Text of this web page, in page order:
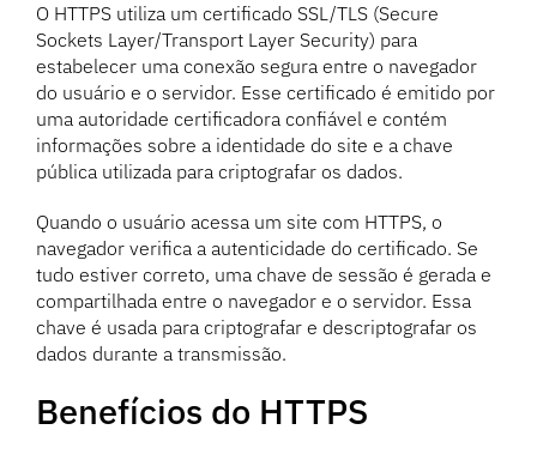
O HTTPS utiliza um certificado SSL/TLS (Secure
Sockets Layer/Transport Layer Security) para
estabelecer uma conexão segura entre o navegador
do usuário e o servidor. Esse certificado é emitido por
uma autoridade certificadora confiável e contém
informações sobre a identidade do site e a chave
pública utilizada para criptografar os dados.
Quando o usuário acessa um site com HTTPS, o
navegador verifica a autenticidade do certificado. Se
tudo estiver correto, uma chave de sessão é gerada e
compartilhada entre o navegador e o servidor. Essa
chave é usada para criptografar e descriptografar os
dados durante a transmissão.
Benefícios do HTTPS